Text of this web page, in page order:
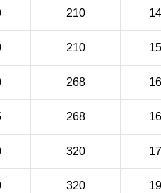
210
210
268
268
320
320